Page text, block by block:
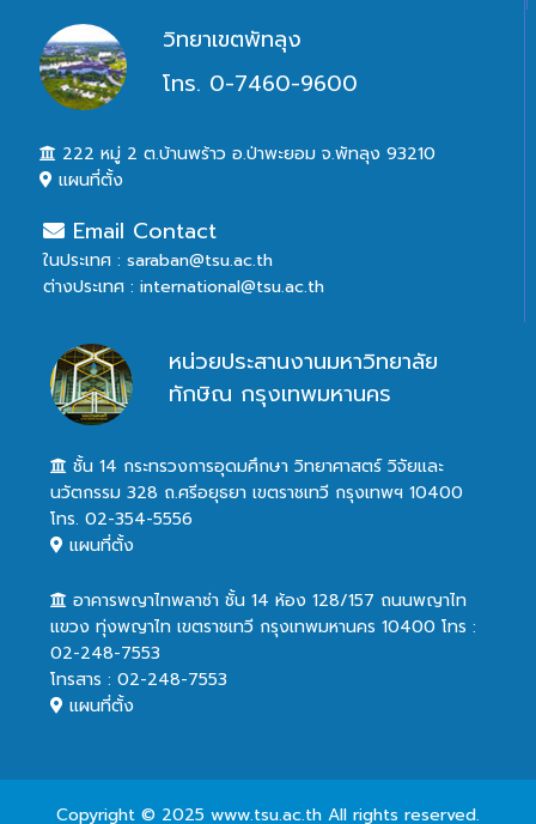
วิทยาเขตพัทลุง
โทร. 0-7460-9600
222 หมู่ 2 ต.บ้านพร้าว อ.ป่าพะยอม จ.พัทลุง 93210
แผนที่ตั้ง
Email Contact
ในประเทศ : saraban@tsu.ac.th
ต่างประเทศ : international@tsu.ac.th
หน่วยประสานงานมหาวิทยาลัย
ทักษิณ กรุงเทพมหานคร
ชั้น 14 กระทรวงการอุดมศึกษา วิทยาศาสตร์ วิจัยและ
นวัตกรรม 328 ถ.ศรีอยุธยา เขตราชเทวี กรุงเทพฯ 10400
โทร. 02-354-5556
แผนที่ตั้ง
อาคารพญาไทพลาซ่า ชั้น 14 ห้อง 128/157 ถนนพญาไท
แขวง ทุ่งพญาไท เขตราชเทวี กรุงเทพมหานคร 10400 โทร :
02-248-7553
โทรสาร : 02-248-7553
แผนที่ตั้ง
Copyright © 2025 www.tsu.ac.th All rights reserved.